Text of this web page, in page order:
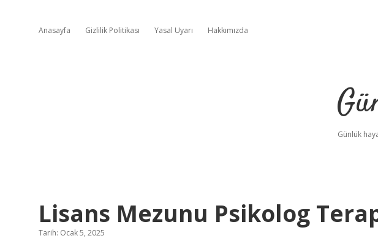
Anasayfa Gizlilik Politikası Yasal Uyarı Hakkımızda
Günlük
Lisans Mezunu Psikolog
Tarih: Ocak 5, 2025